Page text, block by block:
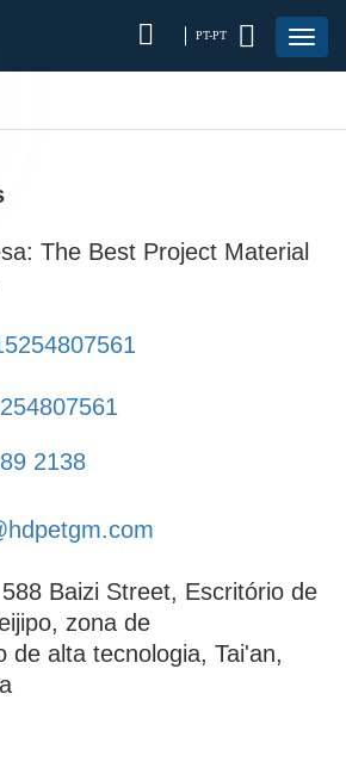
PT-PT
The Best Project Material
2138
Baizi Street, Escritório de
zona de
de alta tecnologia, Tai'an,